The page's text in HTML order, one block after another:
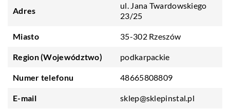
Adres
ul. Jana Twardowskiego
23/25
Miasto 35-302 Rzeszów
Region (Województwo) podkarpackie
Numer telefonu 48665808809
E-mail sklep@sklepinstal.pl